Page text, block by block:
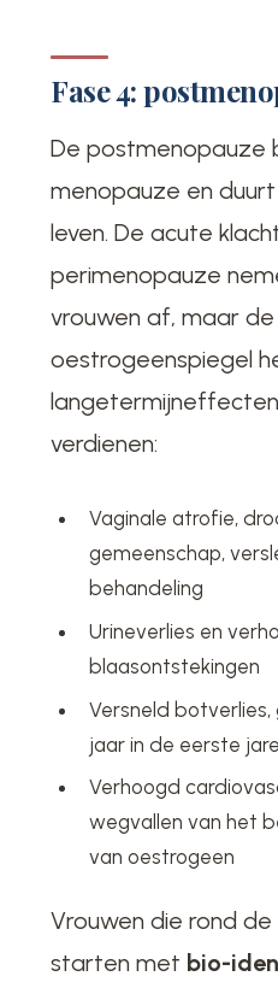
Fase 4:
De postmenopauze
menopauze en
leven. De acute
perimenopauze
vrouwen af, maar
oestrogeenspiegel
verdienen:
Vaginale atrofie,
gemeenschap,
behandeling
Urineverlies en
blaasontstekingen
Versneld botverlies,
jaar in de eerste
Verhoogd
wegvallen van het
van oestrogeen
Vrouwen die rond
starten met bio-